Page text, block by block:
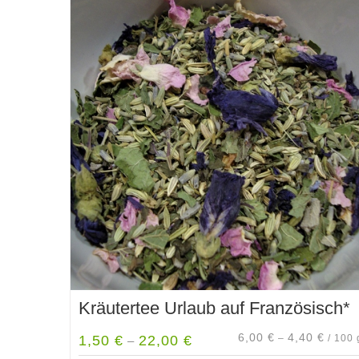
Kräutertee Urlaub auf Französisch*
1,50 € – 22,00 € 6,00 € – 4,40 € / 100